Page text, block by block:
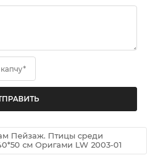
Пейзаж. Птицы среди
см Оригами LW 2003-01